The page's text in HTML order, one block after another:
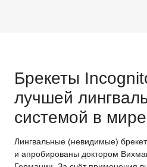
Брекеты
лучшей
системой в мире
Лингвальные (невидимые)
и апробированы доктором